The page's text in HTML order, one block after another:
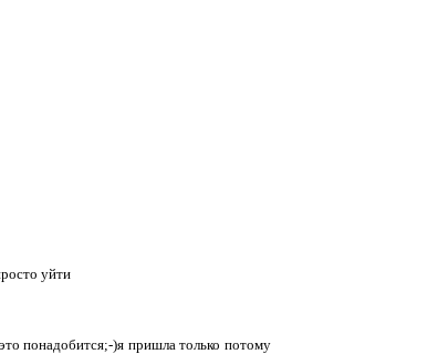
уйти
понадобится;-)я пришла только потому